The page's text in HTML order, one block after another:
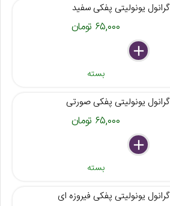
گرانول یونولیتی پفکی سفید
۶۵,۰۰۰ تومان
delete
remove
add
بسته
گرانول یونولیتی پفکی صورتی
۶۵,۰۰۰ تومان
delete
remove
add
بسته
گرانول یونولیتی پفکی فیروزه ای